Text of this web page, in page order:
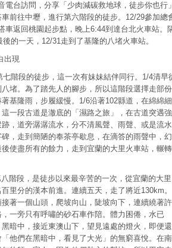
電台訪問，分享「少肉減碳救地球，徒步你也行」
前往中壢，進行第六階段的徒步。12/29參加總
車返回桃園起步點，晚上6:44到達台北火車站。
的一天，12/31走到了基隆的八堵火車站。
出現
階段的徒步，這一次有妹妹結伴同行。1/4清早
堵。為了踏先人的腳步，所以這階段選擇走部份
基隆雨，步履緩慢。1/6沿著102縣道，在綿綿細
一段古道是澈底的「濕路之旅」，在古道突遇強
，道旁潺潺流水，分不清風聲、雨聲、或是流水
，走到簡陋的奉茶亭歇息，在滴答的雨聲中，幻
使盡所有的餘力，走到宜蘭的大里火車站，輾轉
階段，是徒步以來最辛苦的一次，從宜蘭的大里
里分的漢本前進。連續五天，走了將近130km。
著一個山頭，爬坡向山，陡坡向下，連續繞著許
一旁只有呼嘯的砂石車作陪。體力困倦，水已
暗中，接近東澳山下，望見遠處的燈火，即便還
他們在黑暗中，看見了大光」的無窮喜悅。在南